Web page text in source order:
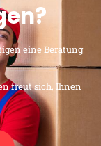
eine Beratung
freut sich, Ihnen